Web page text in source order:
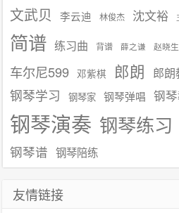
文武贝 李云迪 林俊杰 沈文裕
简谱 练习曲 背谱 薛之谦 赵晓生
车尔尼599 邓紫棋 郎朗 郎
钢琴学习 钢琴家 钢琴弹唱 钢
钢琴演奏 钢琴练习
钢琴谱 钢琴陪练
友情链接